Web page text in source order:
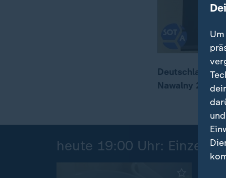
00:17 01:59
Deutschland
Nawalny 2024
heute 19:00 Uhr: